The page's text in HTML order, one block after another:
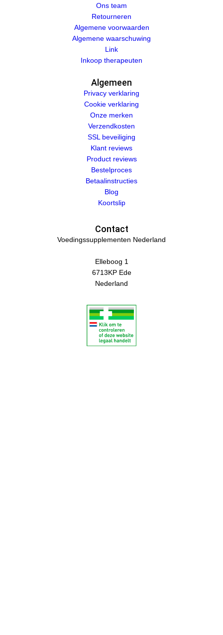
Ons team
Retourneren
Algemene voorwaarden
Algemene waarschuwing
Link
Inkoop therapeuten
Algemeen
Privacy verklaring
Cookie verklaring
Onze merken
Verzendkosten
SSL beveiliging
Klant reviews
Product reviews
Bestelproces
Betaalinstructies
Blog
Koortslip
Contact
Voedingssupplementen Nederland
Elleboog 1
6713KP Ede
Nederland